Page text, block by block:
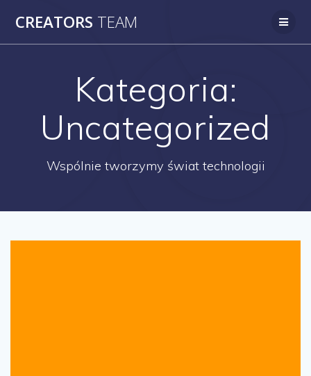
CREATORS TEAM
Kategoria:
Uncategorized
Wspólnie tworzymy świat technologii